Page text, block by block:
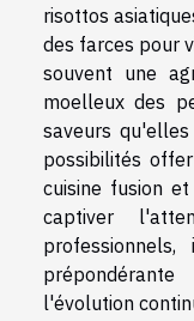
risottos
des farces pour
souvent une
moelleux des
saveurs
possibilités
cuisine fusion
captiver
l'évolution